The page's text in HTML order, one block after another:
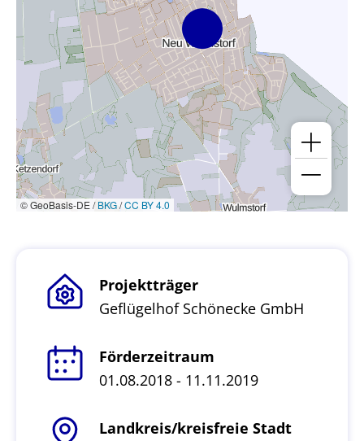
© GeoBasis-DE /BKG/CC BY 4.0
Projektträger
Geflügelhof Schönecke GmbH
Förderzeitraum
01.08.2018 - 11.11.2019
Landkreis/kreisfreie Stadt